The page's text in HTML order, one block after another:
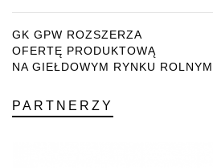
GK GPW ROZSZERZA
OFERTĘ PRODUKTOWĄ
NA GIEŁDOWYM RYNKU ROLNYM
PARTNERZY